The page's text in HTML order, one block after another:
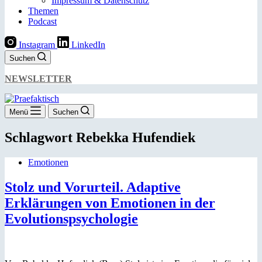
Themen
Podcast
Instagram LinkedIn
Suchen
NEWSLETTER
Menü Suchen
Schlagwort Rebekka Hufendiek
Emotionen
Stolz und Vorurteil. Adaptive
Erklärungen von Emotionen in der
Evolutionspsychologie